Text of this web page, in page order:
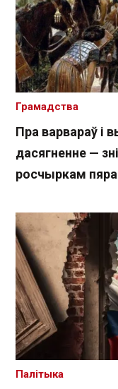
Пра варвараў і
дасягненне —
росчыркам пяра
Грамадства
Палітыка